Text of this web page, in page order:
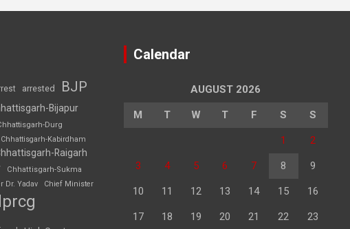
arrested BJP
Bijapur
Durg
Chhattisgarh-Kabirdham
Raigarh
Chhattisgarh-Sukma
Dr. Yadav Chief Minister
Calendar
AUGUST 2026
M T W T F S S
1 2
3 4 5 6 7 8 9
10 11 12 13 14 15 16
17 18 19 20 21 22 23